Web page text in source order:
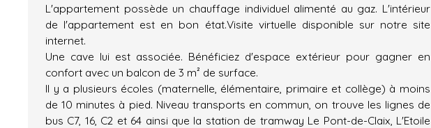
L'appartement possède un chauffage individuel alimenté au gaz. L'intérieur
de l'appartement est en bon état.Visite virtuelle disponible sur notre site
internet.
Une cave lui est associée. Bénéficiez d'espace extérieur pour gagner en
confort avec un balcon de 3 m² de surface.
Il y a plusieurs écoles (maternelle, élémentaire, primaire et collège) à moins
de 10 minutes à pied. Niveau transports en commun, on trouve les lignes de
bus C7, 16, C2 et 64 ainsi que la station de tramway Le Pont-de-Claix, L'Etoile